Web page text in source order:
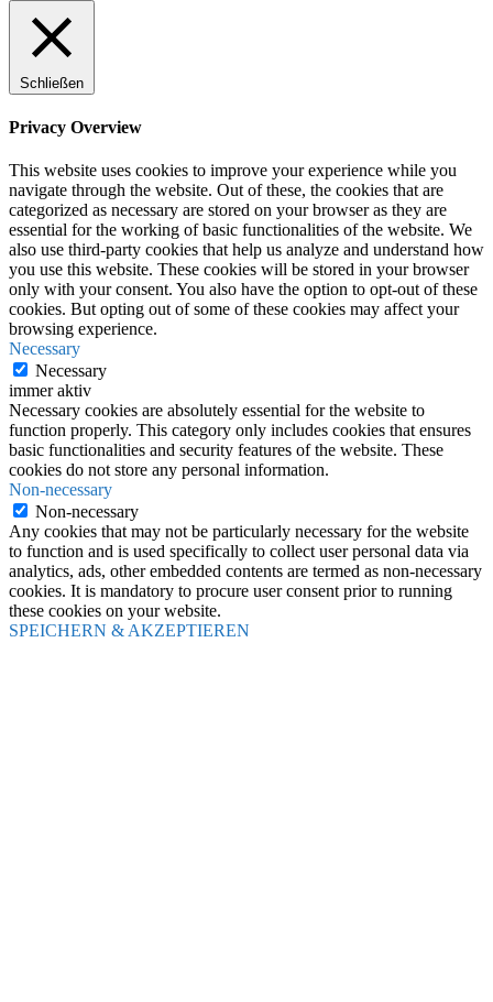
Schließen
Privacy Overview
This website uses cookies to improve your experience while you
navigate through the website. Out of these, the cookies that are
categorized as necessary are stored on your browser as they are
essential for the working of basic functionalities of the website. We
also use third-party cookies that help us analyze and understand how
you use this website. These cookies will be stored in your browser
only with your consent. You also have the option to opt-out of these
cookies. But opting out of some of these cookies may affect your
browsing experience.
Necessary
Necessary
immer aktiv
Necessary cookies are absolutely essential for the website to
function properly. This category only includes cookies that ensures
basic functionalities and security features of the website. These
cookies do not store any personal information.
Non-necessary
Non-necessary
Any cookies that may not be particularly necessary for the website
to function and is used specifically to collect user personal data via
analytics, ads, other embedded contents are termed as non-necessary
cookies. It is mandatory to procure user consent prior to running
these cookies on your website.
SPEICHERN & AKZEPTIEREN